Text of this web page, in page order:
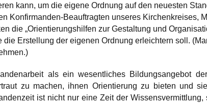
kann, um die eigene Ordnung auf den neuesten
Konfirmanden-Beauftragten unseres Kirchenkreises,
die „Orientierungshilfen zur Gestaltung und
Erstellung der eigenen Ordnung erleichtern soll.
als ein wesentliches Bildungsangebot
zu machen, ihnen Orientierung zu bieten und
ist nicht nur eine Zeit der